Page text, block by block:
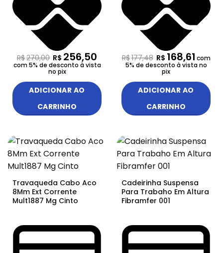
R$270,00 R$ 256,50
com 5% de desconto à vista
no pix
ADICIONAR AO
CARRINHO
R$177,48 R$ 168,61 com
5% de desconto à vista no
pix
ADICIONAR AO
CARRINHO
Travaqueda Cabo Aco
8Mm Ext Corrente
Mult1887 Mg Cinto
Cadeirinha Suspensa
Para Trabaho Em Altura
Fibramfer 001